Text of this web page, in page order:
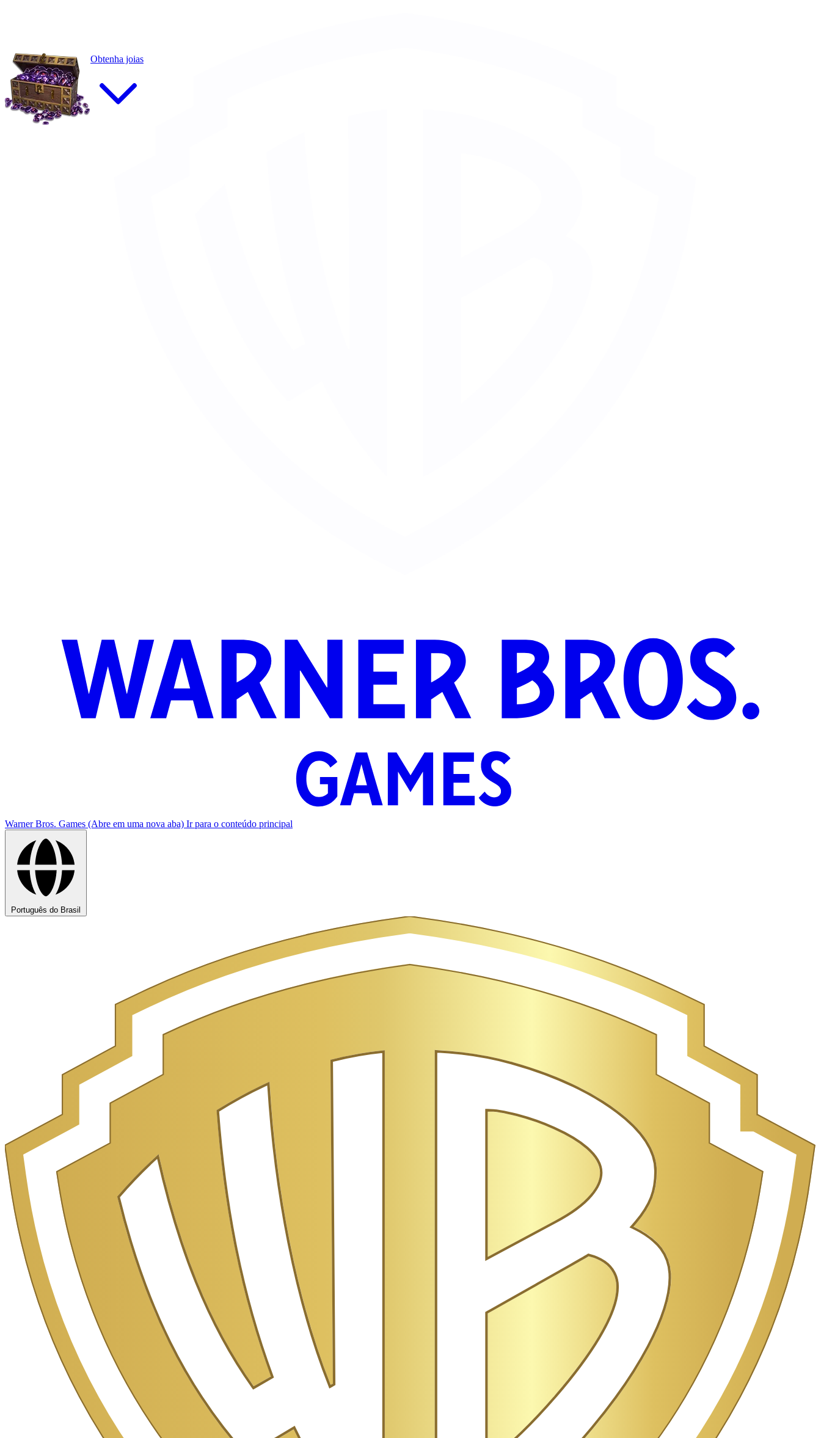
Warner Bros. Games (Abre em uma nova aba) Ir para o conteúdo principal
Português do Brasil
Obtenha joias